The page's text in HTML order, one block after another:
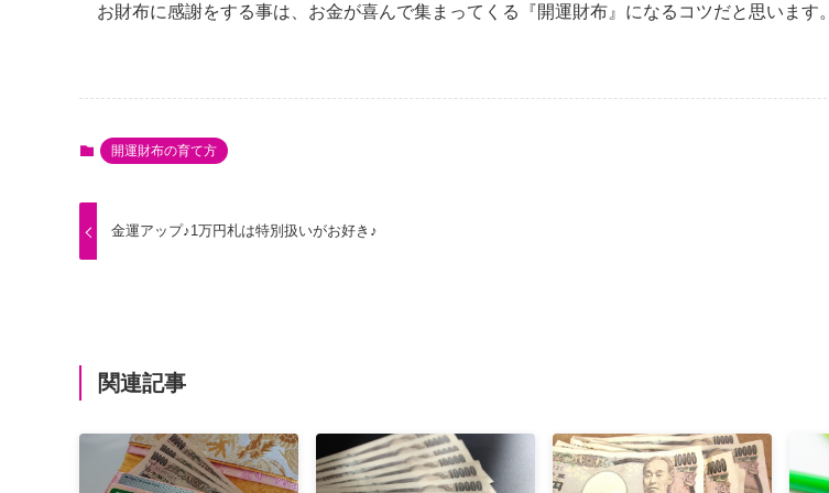
お財布に感謝をする事は、お金が喜んで集まってくる『開運財布』になるコツだと思います。
開運財布の育て方
金運アップ♪1万円札は特別扱いがお好き♪
関連記事